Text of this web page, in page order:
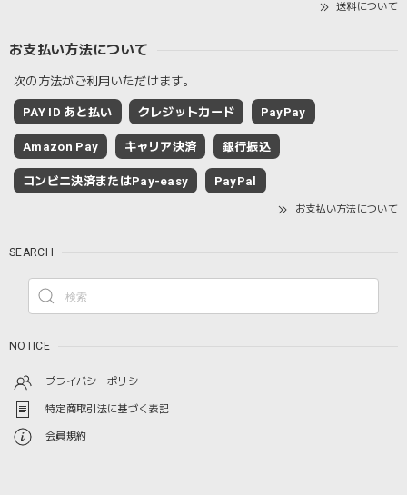
送料について
お支払い方法について
次の方法がご利用いただけます。
PAY ID あと払い クレジットカード PayPay
Amazon Pay キャリア決済 銀行振込
コンビニ決済またはPay-easy PayPal
お支払い方法について
SEARCH
NOTICE
プライバシーポリシー
特定商取引法に基づく表記
会員規約